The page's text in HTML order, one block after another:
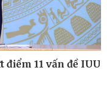
đảo
11 vấn đề IUU